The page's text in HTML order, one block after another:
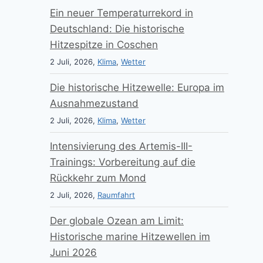
Ein neuer Temperaturrekord in
Deutschland: Die historische
Hitzespitze in Coschen
2 Juli, 2026, Klima, Wetter
Die historische Hitzewelle: Europa im
Ausnahmezustand
2 Juli, 2026, Klima, Wetter
Intensivierung des Artemis-III-
Trainings: Vorbereitung auf die
Rückkehr zum Mond
2 Juli, 2026, Raumfahrt
Der globale Ozean am Limit:
Historische marine Hitzewellen im
Juni 2026